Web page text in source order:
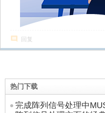
回复
热门下载
完成阵列信号处理中